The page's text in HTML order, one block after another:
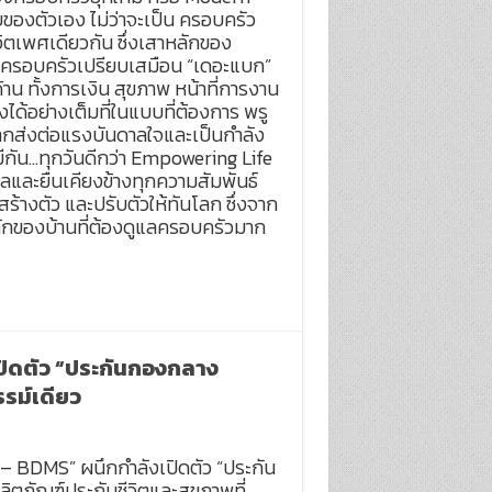
งตัวเอง ไม่ว่าจะเป็น ครอบครัว
พศเดียวกัน ซึ่งเสาหลักของ
อบครัวเปรียบเสมือน “เดอะแบก”
ทั้งการเงิน สุขภาพ หน้าที่การงาน
ได้อย่างเต็มที่ในแบบที่ต้องการ พรู
ส่งต่อแรงบันดาลใจและเป็นกำลัง
น…ทุกวันดีกว่า Empowering Life
และยืนเคียงข้างทุกความสัมพันธ์
างตัว และปรับตัวให้ทันโลก ซึ่งจาก
กของบ้านที่ต้องดูแลครอบครัวมาก
ตัว “ประกันกองกลาง
ม์เดียว
BDMS” ผนึกกำลังเปิดตัว “ประกัน